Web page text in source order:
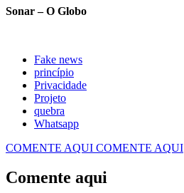
Sonar – O Globo
Fake news
princípio
Privacidade
Projeto
quebra
Whatsapp
COMENTE AQUI COMENTE AQUI
Comente aqui